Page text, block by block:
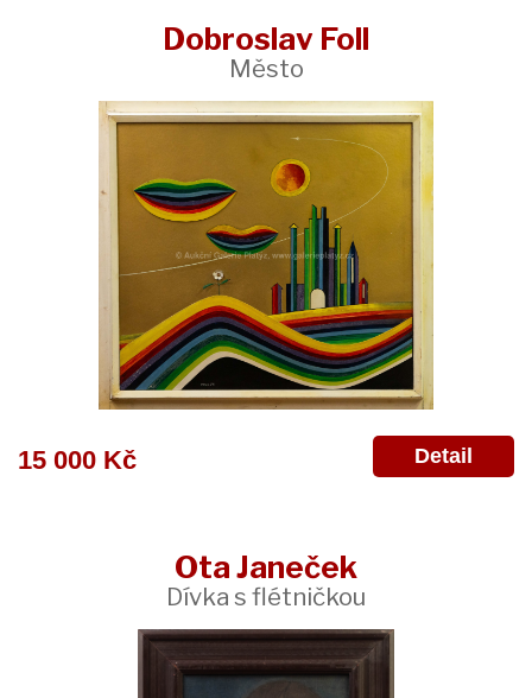
Dobroslav Foll
Město
15 000 Kč Detail
Ota Janeček
Dívka s flétničkou